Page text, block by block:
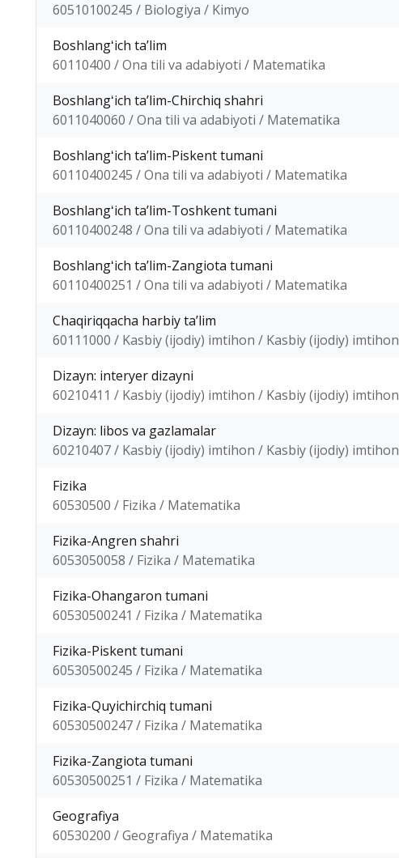
60510100245 / Biologiya / Kimyo
Boshlangʻich taʼlim
60110400 / Ona tili va adabiyoti / Matematika
Boshlangʻich taʼlim-Chirchiq shahri
6011040060 / Ona tili va adabiyoti / Matematika
Boshlangʻich taʼlim-Piskent tumani
60110400245 / Ona tili va adabiyoti / Matematika
Boshlangʻich taʼlim-Toshkent tumani
60110400248 / Ona tili va adabiyoti / Matematika
Boshlangʻich taʼlim-Zangiota tumani
60110400251 / Ona tili va adabiyoti / Matematika
Chaqiriqqacha harbiy taʼlim
60111000 / Kasbiy (ijodiy) imtihon / Kasbiy (ijodiy) imtihon
Dizayn: interyer dizayni
60210411 / Kasbiy (ijodiy) imtihon / Kasbiy (ijodiy) imtihon
Dizayn: libos va gazlamalar
60210407 / Kasbiy (ijodiy) imtihon / Kasbiy (ijodiy) imtihon
Fizika
60530500 / Fizika / Matematika
Fizika-Angren shahri
6053050058 / Fizika / Matematika
Fizika-Ohangaron tumani
60530500241 / Fizika / Matematika
Fizika-Piskent tumani
60530500245 / Fizika / Matematika
Fizika-Quyichirchiq tumani
60530500247 / Fizika / Matematika
Fizika-Zangiota tumani
60530500251 / Fizika / Matematika
Geografiya
60530200 / Geografiya / Matematika